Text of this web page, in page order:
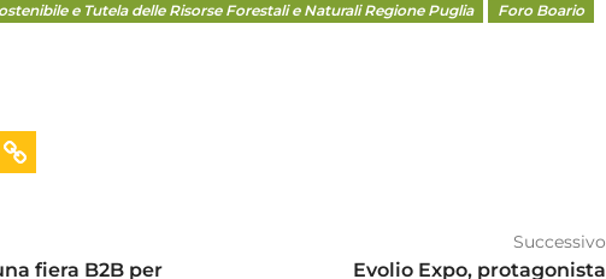
e Tutela delle Risorse Forestali e Naturali Regione Puglia
Foro Boario
fiera B2B per
Successivo
Evolio Expo, protagonista